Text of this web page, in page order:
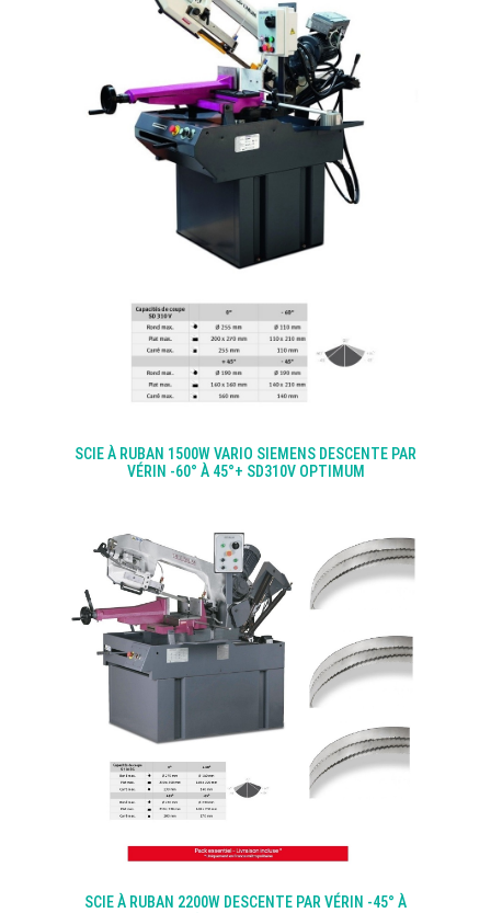
SCIE À RUBAN 1500W VARIO SIEMENS DESCENTE PAR
VÉRIN -60° À 45°+ SD310V OPTIMUM
SCIE À RUBAN 2200W DESCENTE PAR VÉRIN -45° À